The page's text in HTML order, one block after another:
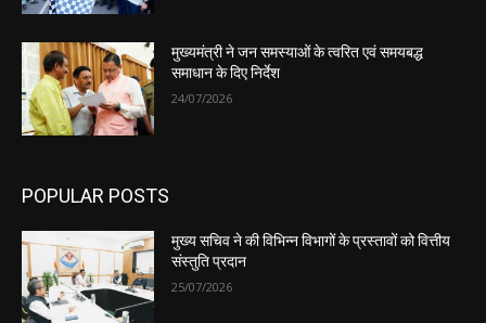
मुख्यमंत्री ने जन समस्याओं के त्वरित एवं समयबद्ध
समाधान के दिए निर्देश
24/07/2026
POPULAR POSTS
मुख्य सचिव ने की विभिन्न विभागों के प्रस्तावों को वित्तीय
संस्तुति प्रदान
25/07/2026